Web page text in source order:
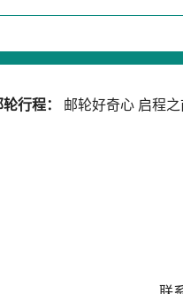
行程： 邮轮好奇心 启程